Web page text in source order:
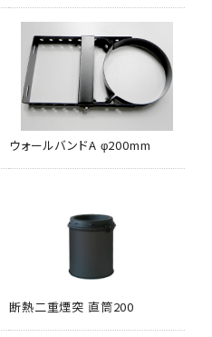
ウォールバンドA φ200mm
断熱二重煙突 直筒200